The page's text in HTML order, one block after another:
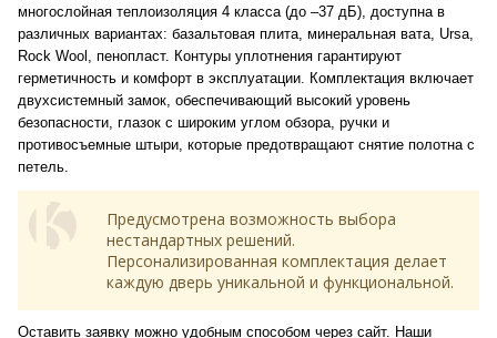
многослойная теплоизоляция 4 класса (до –37 дБ), доступна в
различных вариантах: базальтовая плита, минеральная вата, Ursa,
Rock Wool, пенопласт. Контуры уплотнения гарантируют
герметичность и комфорт в эксплуатации. Комплектация включает
двухсистемный замок, обеспечивающий высокий уровень
безопасности, глазок с широким углом обзора, ручки и
противосъемные штыри, которые предотвращают снятие полотна с
петель.
Предусмотрена возможность выбора
нестандартных решений.
Персонализированная комплектация делает
каждую дверь уникальной и функциональной.
Оставить заявку можно удобным способом через сайт. Наши